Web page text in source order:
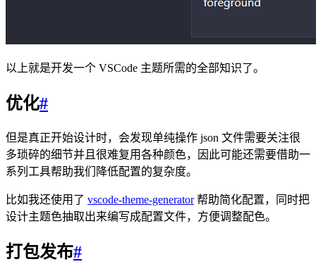
以上就是开发一个 VSCode 主题所需的全部知识了。
优化#
但是真正开始设计时，会发现单纯操作 json 文件需要关注很
多琐碎的细节并且很难复用各种颜色，因此可能还需要借助一
系列工具帮助我们降低配置的复杂度。
比如我还使用了 vscode-theme-generator帮助简化配置，同时把
设计主题色抽取出来编写成配置文件，方便调整配色。
打包发布#